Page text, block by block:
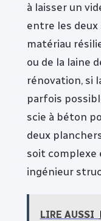
à laisser un
entre les
matériau
ou de la laine
rénovation, si
parfois
scie à béton
deux
soit complexe
ingénieur
LIRE AUSSI